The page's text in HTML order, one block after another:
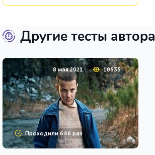
Другие тесты автора
8 мая 2021 10535
Проходили 646 раз